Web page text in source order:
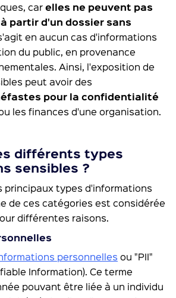
car elles ne peuvent pas
partir d'un dossier sans
en aucun cas d'informations
du public, en provenance
Ainsi, l'exposition de
peut avoir des
pour la confidentialité
les finances d'une organisation.
différents types
sensibles ?
principaux types d'informations
de ces catégories est considérée
différentes raisons.
personnelles ou "PII"
Information). Ce terme
pouvant être liée à un individu